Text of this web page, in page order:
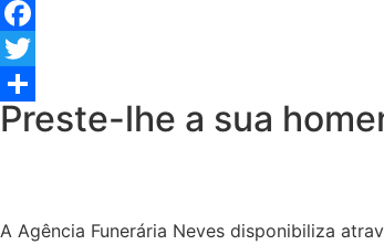
Facebook
Twitter
Share
Preste-lhe a sua
A Agência Funerária Neves disponibiliza